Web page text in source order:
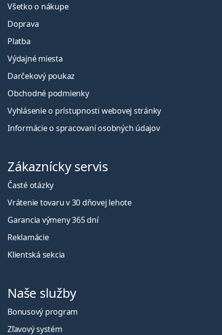
Všetko o nákupe
Doprava
Platba
Výdajné miesta
Darčekový poukaz
Obchodné podmienky
Vyhlásenie o prístupnosti webovej stránky
Informácie o spracovaní osobných údajov
Zákaznícky servis
Časté otázky
Vrátenie tovaru v 30 dňovej lehote
Garancia výmeny 365 dní
Reklamácie
Klientská sekcia
Naše služby
Bonusový program
Zľavový systém